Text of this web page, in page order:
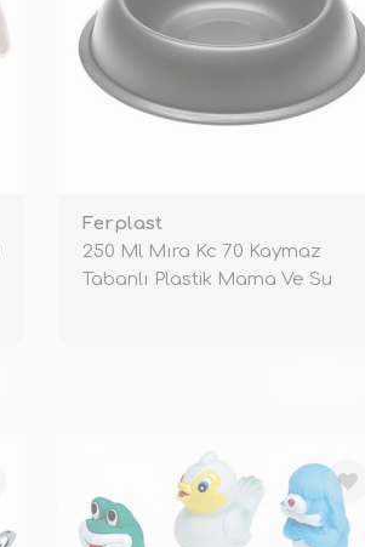
Ferplast
250 Ml Mıra Kc 70 Kaymaz
Tabanlı Plastik Mama Ve Su